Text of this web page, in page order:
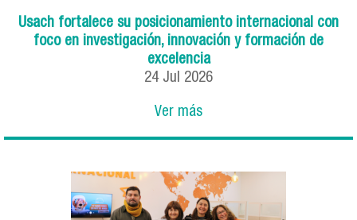
Usach fortalece su posicionamiento internacional con
foco en investigación, innovación y formación de
excelencia
24 Jul 2026
Ver más